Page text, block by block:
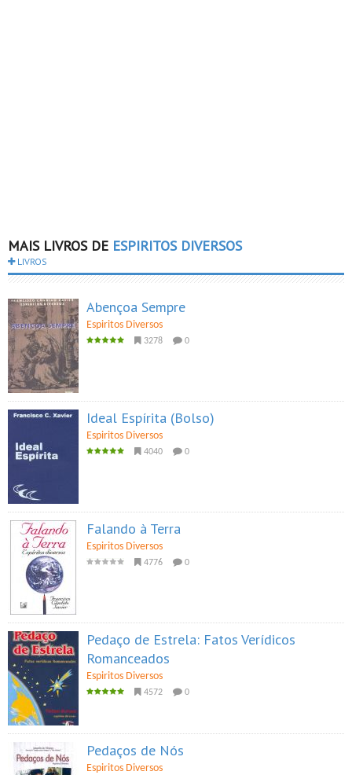
MAIS LIVROS DE ESPIRITOS DIVERSOS
LIVROS
Abençoa Sempre
Espiritos Diversos
3278 0
Ideal Espírita (Bolso)
Espiritos Diversos
4040 0
Falando à Terra
Espiritos Diversos
4776 0
Pedaço de Estrela: Fatos Verídicos
Romanceados
Espiritos Diversos
4572 0
Pedaços de Nós
Espiritos Diversos